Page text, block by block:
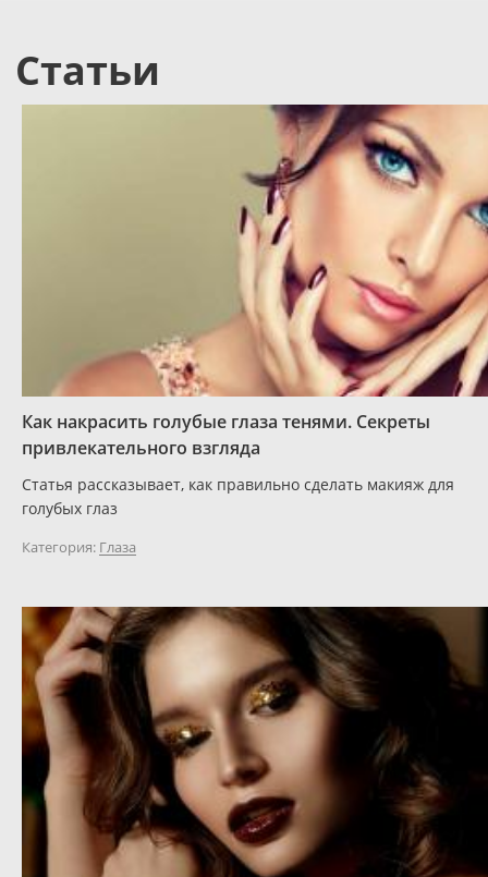
Статьи
Как накрасить голубые глаза тенями. Секреты
привлекательного взгляда
Статья рассказывает, как правильно сделать макияж для
голубых глаз
Категория: Глаза